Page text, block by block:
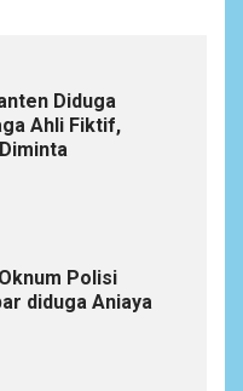
Diduga
Ahli Fiktif,
Polisi
diduga Aniaya